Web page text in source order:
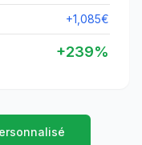
+1,085€
+239%